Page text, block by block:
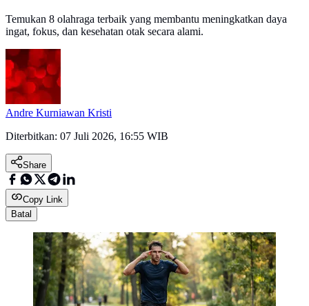
Temukan 8 olahraga terbaik yang membantu meningkatkan daya
ingat, fokus, dan kesehatan otak secara alami.
Andre Kurniawan Kristi
Diterbitkan: 07 Juli 2026, 16:55 WIB
Share
Copy Link
Batal